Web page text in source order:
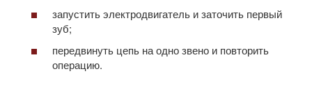
запустить электродвигатель и заточить первый
зуб;
передвинуть цепь на одно звено и повторить
операцию.